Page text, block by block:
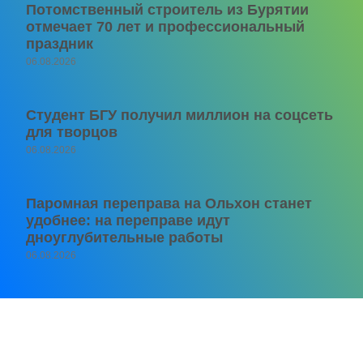
Потомственный строитель из Бурятии
отмечает 70 лет и профессиональный
праздник
06.08.2026
Студент БГУ получил миллион на соцсеть
для творцов
06.08.2026
Паромная переправа на Ольхон станет
удобнее: на переправе идут
дноуглубительные работы
06.08.2026